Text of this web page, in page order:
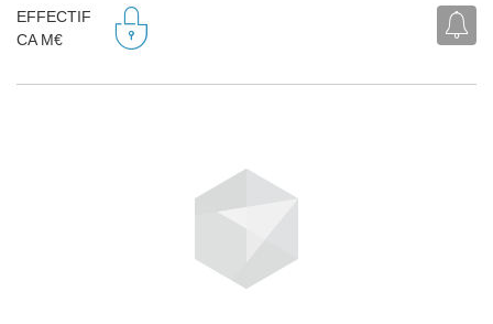
EFFECTIF
CA M€